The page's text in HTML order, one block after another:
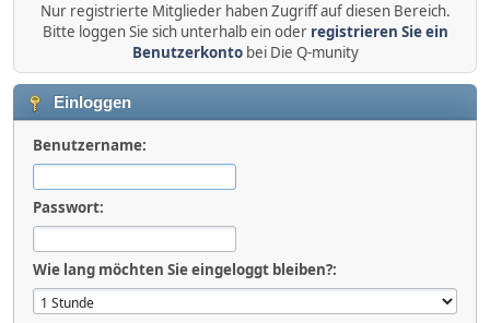
Nur registrierte Mitglieder haben Zugriff auf diesen Bereich.
Bitte loggen Sie sich unterhalb ein oder registrieren Sie ein
Benutzerkontobei Die Q-munity
Einloggen
Benutzername:
Passwort:
Wie lang möchten Sie eingeloggt bleiben?: